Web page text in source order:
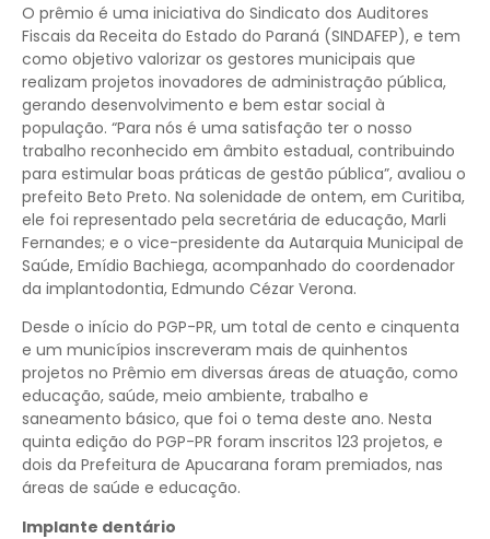
O prêmio é uma iniciativa do Sindicato dos Auditores
Fiscais da Receita do Estado do Paraná (SINDAFEP), e tem
como objetivo valorizar os gestores municipais que
realizam projetos inovadores de administração pública,
gerando desenvolvimento e bem estar social à
população. “Para nós é uma satisfação ter o nosso
trabalho reconhecido em âmbito estadual, contribuindo
para estimular boas práticas de gestão pública”, avaliou o
prefeito Beto Preto. Na solenidade de ontem, em Curitiba,
ele foi representado pela secretária de educação, Marli
Fernandes; e o vice-presidente da Autarquia Municipal de
Saúde, Emídio Bachiega, acompanhado do coordenador
da implantodontia, Edmundo Cézar Verona.
Desde o início do PGP-PR, um total de cento e cinquenta
e um municípios inscreveram mais de quinhentos
projetos no Prêmio em diversas áreas de atuação, como
educação, saúde, meio ambiente, trabalho e
saneamento básico, que foi o tema deste ano. Nesta
quinta edição do PGP-PR foram inscritos 123 projetos, e
dois da Prefeitura de Apucarana foram premiados, nas
áreas de saúde e educação.
Implante dentário